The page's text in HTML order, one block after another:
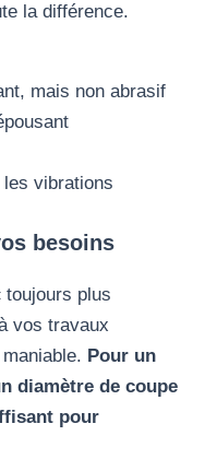
la différence.
mais non abrasif
les vibrations
besoins
toujours plus
vos travaux
Pour un
diamètre de coupe
pour